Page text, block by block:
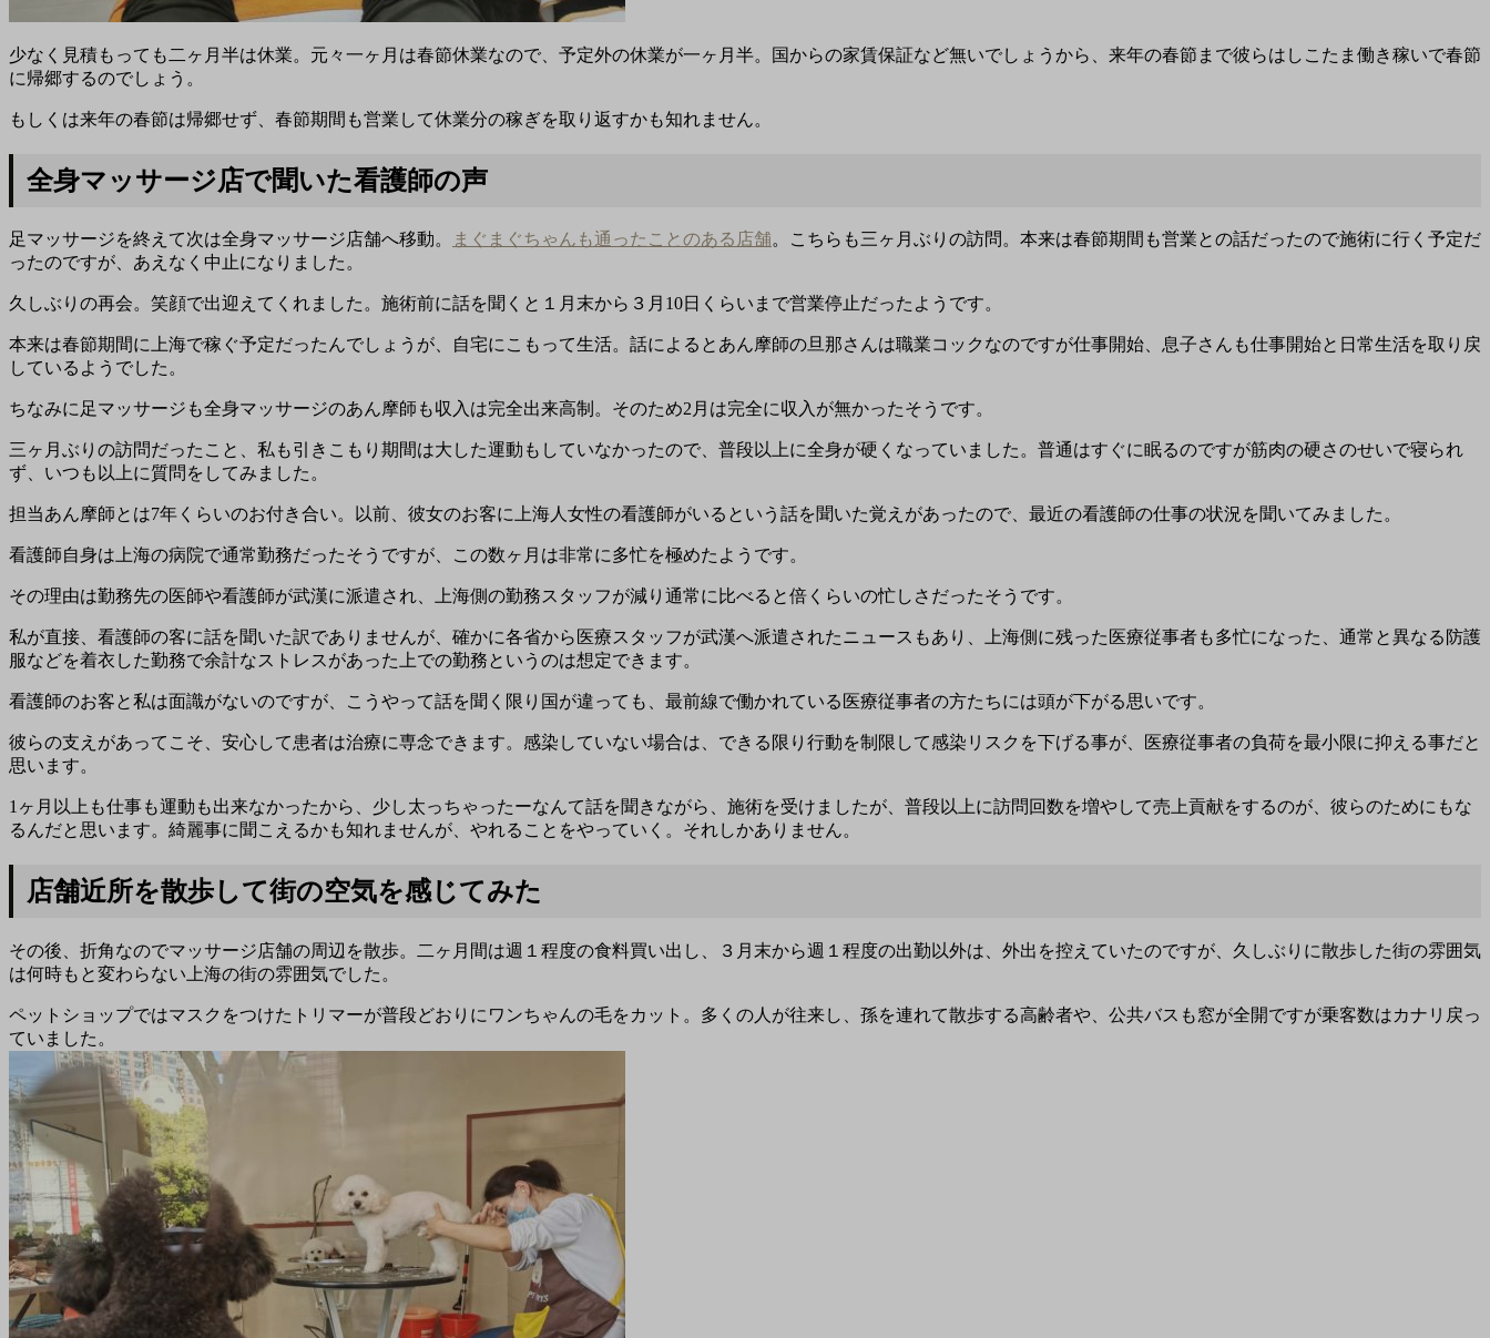
少なく見積もっても二ヶ月半は休業。元々一ヶ月は春節休業なので、予定外の休業が一ヶ月半。国からの家賃保証など無いでしょうから、来年の春節まで彼らはしこたま働き稼いで春節
に帰郷するのでしょう。
もしくは来年の春節は帰郷せず、春節期間も営業して休業分の稼ぎを取り返すかも知れません。
全身マッサージ店で聞いた看護師の声
足マッサージを終えて次は全身マッサージ店舗へ移動。 まぐまぐちゃんも通ったことのある店舗。こちらも三ヶ月ぶりの訪問。本来は春節期間も営業との話だったので施術に行く予定だ
ったのですが、あえなく中止になりました。
久しぶりの再会。笑顔で出迎えてくれました。施術前に話を聞くと１月末から３月10日くらいまで営業停止だったようです。
本来は春節期間に上海で稼ぐ予定だったんでしょうが、自宅にこもって生活。話によるとあん摩師の旦那さんは職業コックなのですが仕事開始、息子さんも仕事開始と日常生活を取り戻
しているようでした。
ちなみに足マッサージも全身マッサージのあん摩師も収入は完全出来高制。そのため2月は完全に収入が無かったそうです。
三ヶ月ぶりの訪問だったこと、私も引きこもり期間は大した運動もしていなかったので、普段以上に全身が硬くなっていました。普通はすぐに眠るのですが筋肉の硬さのせいで寝られ
ず、いつも以上に質問をしてみました。
担当あん摩師とは7年くらいのお付き合い。以前、彼女のお客に上海人女性の看護師がいるという話を聞いた覚えがあったので、最近の看護師の仕事の状況を聞いてみました。
看護師自身は上海の病院で通常勤務だったそうですが、この数ヶ月は非常に多忙を極めたようです。
その理由は勤務先の医師や看護師が武漢に派遣され、上海側の勤務スタッフが減り通常に比べると倍くらいの忙しさだったそうです。
私が直接、看護師の客に話を聞いた訳でありませんが、確かに各省から医療スタッフが武漢へ派遣されたニュースもあり、上海側に残った医療従事者も多忙になった、通常と異なる防護
服などを着衣した勤務で余計なストレスがあった上での勤務というのは想定できます。
看護師のお客と私は面識がないのですが、こうやって話を聞く限り国が違っても、最前線で働かれている医療従事者の方たちには頭が下がる思いです。
彼らの支えがあってこそ、安心して患者は治療に専念できます。感染していない場合は、できる限り行動を制限して感染リスクを下げる事が、医療従事者の負荷を最小限に抑える事だと
思います。
1ヶ月以上も仕事も運動も出来なかったから、少し太っちゃったーなんて話を聞きながら、施術を受けましたが、普段以上に訪問回数を増やして売上貢献をするのが、彼らのためにもな
るんだと思います。綺麗事に聞こえるかも知れませんが、やれることをやっていく。それしかありません。
店舗近所を散歩して街の空気を感じてみた
その後、折角なのでマッサージ店舗の周辺を散歩。二ヶ月間は週１程度の食料買い出し、３月末から週１程度の出勤以外は、外出を控えていたのですが、久しぶりに散歩した街の雰囲気
は何時もと変わらない上海の街の雰囲気でした。
ペットショップではマスクをつけたトリマーが普段どおりにワンちゃんの毛をカット。多くの人が往来し、孫を連れて散歩する高齢者や、公共バスも窓が全開ですが乗客数はカナリ戻っ
ていました。